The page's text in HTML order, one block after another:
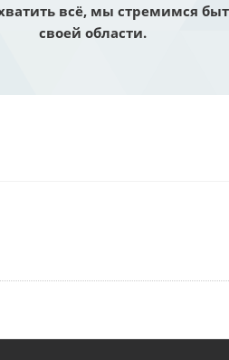
всё, мы стремимся
своей области.